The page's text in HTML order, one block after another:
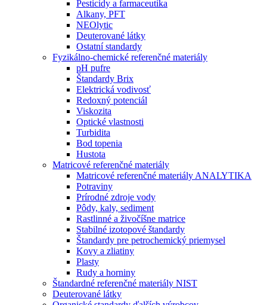
Pesticidy a farmaceutika
Alkany, PFT
NEOlytic
Deuterované látky
Ostatní standardy
Fyzikálno-chemické referenčné materiály
pH pufre
Štandardy Brix
Elektrická vodivosť
Redoxný potenciál
Viskozita
Optické vlastnosti
Turbidita
Bod topenia
Hustota
Matricové referenčné materiály
Matricové referenčné materiály ANALYTIKA
Potraviny
Prírodné zdroje vody
Pôdy, kaly, sediment
Rastlinné a živočíšne matrice
Stabilné izotopové štandardy
Štandardy pre petrochemický priemysel
Kovy a zliatiny
Plasty
Rudy a horniny
Štandardné referenčné materiály NIST
Deuterované látky